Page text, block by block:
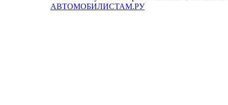
АВТОМОБИЛИСТАМ.РУ